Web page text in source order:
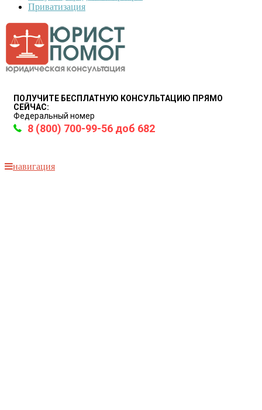
Приватизация
ПОЛУЧИТЕ БЕСПЛАТНУЮ КОНСУЛЬТАЦИЮ ПРЯМО
СЕЙЧАС:
Федеральный номер
8 (800) 700-99-56 доб 682
навигация